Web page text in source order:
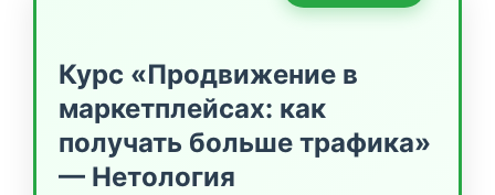
Курс «Продвижение в
маркетплейсах: как
получать больше трафика»
— Нетология